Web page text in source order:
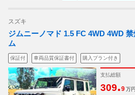
スズキ
ジムニーノマド 1.5 FC 4WD 4WD
ム
保証付 車両品質保証書付 購入プラン付き
支払総額
309.9 万円